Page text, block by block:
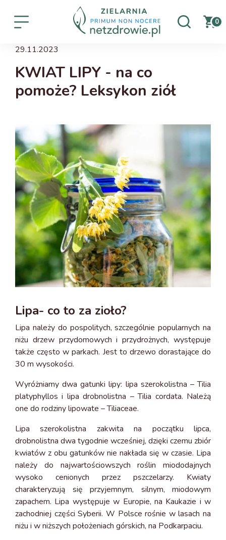
0
29.11.2023
KWIAT LIPY - na co
pomoże? Leksykon ziół
Lipa- co to za zioło?
Lipa należy do pospolitych, szczególnie popularnych na
niżu drzew przydomowych i przydrożnych, występuje
także często w parkach. Jest to drzewo dorastające do
30 m wysokości.
Wyróżniamy dwa gatunki lipy: lipa szerokolistna – Tilia
platyphyllos i lipa drobnolistna – Tilia cordata. Należą
one do rodziny lipowate – Tiliaceae.
Lipa szerokolistna zakwita na początku lipca,
drobnolistna dwa tygodnie wcześniej, dzięki czemu zbiór
kwiatów z obu gatunków nie nakłada się w czasie. Lipa
należy do najwartościowszych roślin miododajnych
wysoko cenionych przez pszczelarzy. Kwiaty
charakteryzują się przyjemnym, silnym, miodowym
zapachem. Lipa występuje w Europie, na Kaukazie i w
zachodniej części Syberii. W Polsce rośnie w lasach na
niżu i w niższych położeniach górskich, na Podkarpaciu.